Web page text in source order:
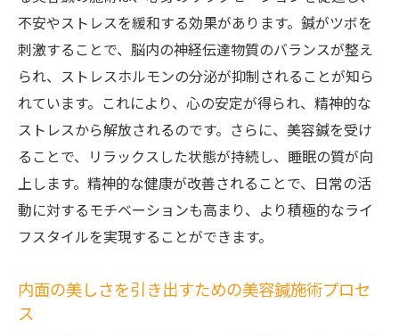
不安やストレスを緩和する効果があります。鍼がツボを
刺激することで、脳内の神経伝達物質のバランスが整え
られ、ストレスホルモンの分泌が抑制されることが知ら
れています。これにより、心の安定が得られ、精神的な
ストレスから解放されるのです。さらに、美容鍼を受け
ることで、リラックスした状態が持続し、睡眠の質が向
上します。精神的な健康が改善されることで、日常の活
動に対するモチベーションも高まり、より積極的なライ
フスタイルを実現することができます。
内面の美しさを引き出すための美容鍼施術プロセ
ス